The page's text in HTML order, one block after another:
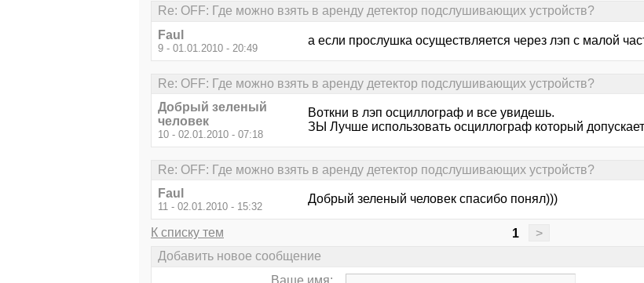
Re: OFF: Где можно взять в аренду детектор подслушивающих устройств?
Faul
9 - 01.01.2010 - 20:49
а если прослушка осуществляется через лэп с малой
Re: OFF: Где можно взять в аренду детектор подслушивающих устройств?
Добрый зеленый
человек
10 - 02.01.2010 - 07:18
Воткни в лэп осциллограф и все увидешь.
ЗЫ Лучше использовать осциллограф который
Re: OFF: Где можно взять в аренду детектор подслушивающих устройств?
Faul
11 - 02.01.2010 - 15:32
Добрый зеленый человек спасибо понял)))
К списку тем 1 >
Добавить новое сообщение
Ваше имя: